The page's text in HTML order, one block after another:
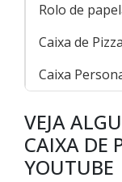
Rolo de
Caixa de Pizza
Caixa
VEJA
CAIXA DE
YOUTUBE